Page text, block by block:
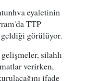
eyaletinin
TTP
görülüyor.
silahlı
verirken,
ifade